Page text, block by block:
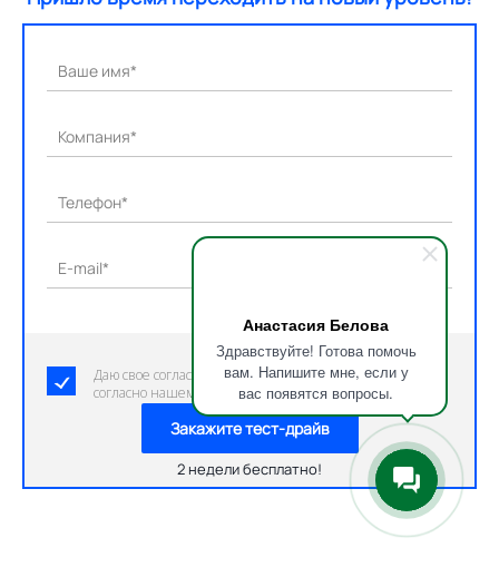
Анастасия Белова
Здравствуйте! Готова помочь
вам. Напишите мне, если у
вас появятся вопросы.
Ваше имя*
Компания*
Телефон*
E-mail*
Даю свое согласие на обработку персональных данных
согласно нашему пользовательскому соглашению.
Закажите тест-драйв
2 недели бесплатно!